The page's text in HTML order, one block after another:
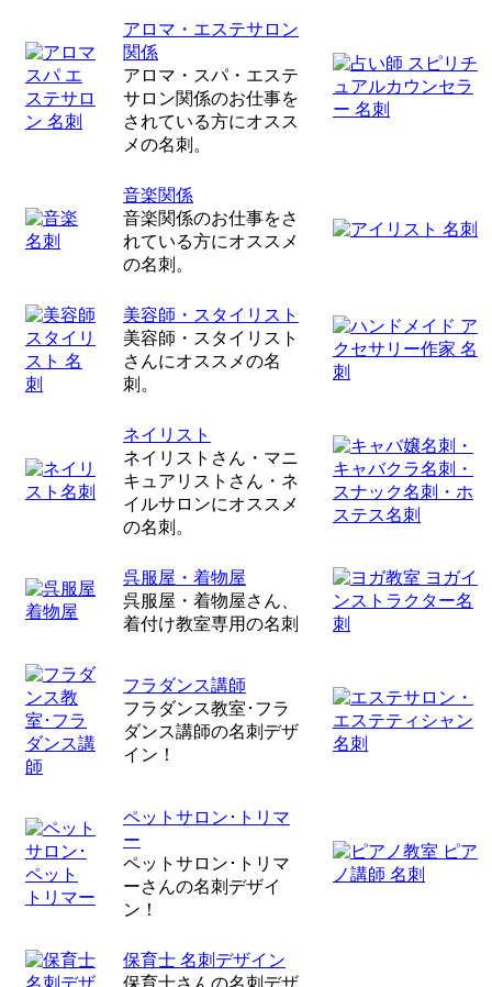
アロマ・エステサロン
関係
アロマ・スパ・エステ
サロン関係のお仕事を
されている方にオスス
メの名刺。
音楽関係
音楽関係のお仕事をさ
れている方にオススメ
の名刺。
美容師・スタイリスト
美容師・スタイリスト
さんにオススメの名
刺。
ネイリスト
ネイリストさん・マニ
キュアリストさん・ネ
イルサロンにオススメ
の名刺。
呉服屋・着物屋
呉服屋・着物屋さん、
着付け教室専用の名刺
フラダンス講師
フラダンス教室･フラ
ダンス講師の名刺デザ
イン！
ペットサロン･トリマ
ー
ペットサロン･トリマ
ーさんの名刺デザイ
ン！
保育士 名刺デザイン
保育士さんの名刺デザ